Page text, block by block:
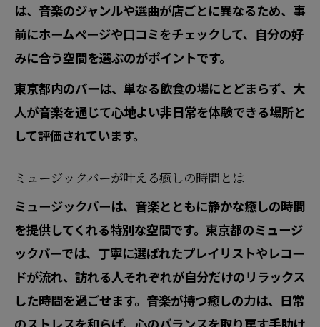
レコードバー東京で感じる音楽の深み
バー音楽体験を高めるレコードの魅力
は、音楽のジャンルや選曲が店ごとに異なるため、事
前にホームページや口コミをチェックして、自分の好
みに合う空間を選ぶのがポイントです。
東京都内のバーは、単なる飲食の場にとどまらず、大
人が音楽を通じて心地よい非日常を体験できる場所と
して評価されています。
ミュージックバーが叶える癒しの時間とは
ミュージックバーは、音楽とともに静かな癒しの時間
を提供してくれる特別な空間です。東京都のミュージ
ックバーでは、丁寧に選ばれたプレイリストやレコー
ドが流れ、訪れる人それぞれが自分だけのリラックス
した時間を過ごせます。音楽が持つ癒しの力は、日常